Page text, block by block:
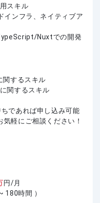
スキル
インフラ、ネイティブア
Nuxtでの開発
関するスキル
関するスキル
であれば申し込み可能
軽にご相談ください！
円/月
180時間 ）